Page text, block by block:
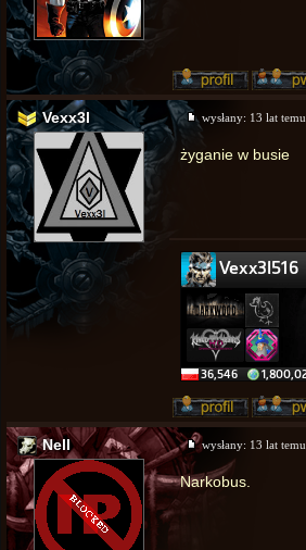
Vexx3l wysłany: 13 lat temu
żyganie w busie
Nell wysłany: 13 lat temu
Narkobus.